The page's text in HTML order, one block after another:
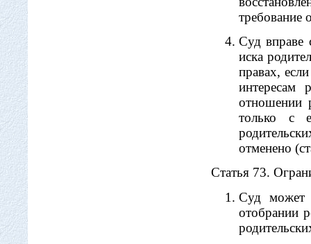
требование
Суд вправе
иска
правах,
интересам
отношении
только с
отменено
Статья 73.
Суд может
отобрании